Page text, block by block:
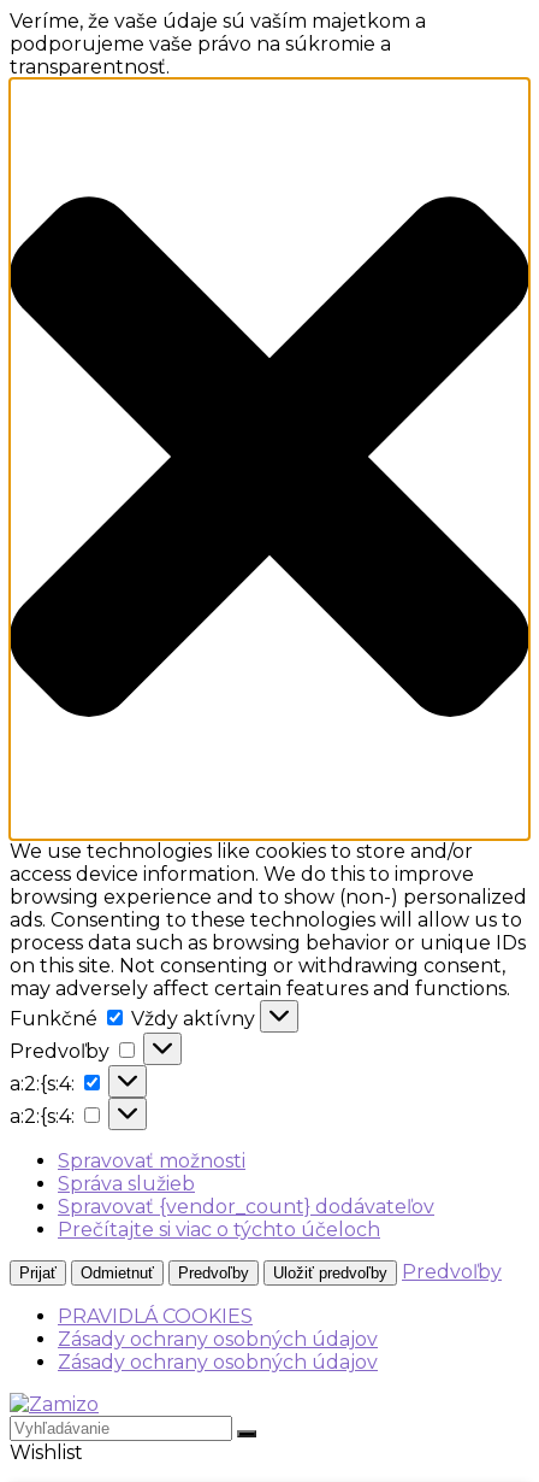
Veríme, že vaše údaje sú vaším majetkom a
podporujeme vaše právo na súkromie a
transparentnosť.
We use technologies like cookies to store and/or
access device information. We do this to improve
browsing experience and to show (non-) personalized
ads. Consenting to these technologies will allow us to
process data such as browsing behavior or unique IDs
on this site. Not consenting or withdrawing consent,
may adversely affect certain features and functions.
Funkčné
Funkčné
Vždy aktívny
Predvoľby
Predvoľby
a:2:{s:4:
a:2:
{s:4:
a:2:{s:4:
a:2:
{s:4:
Spravovať možnosti
Správa služieb
Spravovať {vendor_count} dodávateľov
Prečítajte si viac o týchto účeloch
Prijať Odmietnuť Predvoľby Uložiť predvoľby
Predvoľby
PRAVIDLÁ COOKIES
Zásady ochrany osobných údajov
Zásady ochrany osobných údajov
Wishlist